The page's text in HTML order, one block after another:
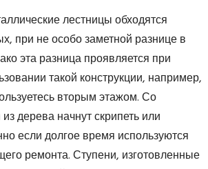
лестницы обходятся
при не особо заметной разнице в
эта разница проявляется при
такой конструкции, например,
вторым этажом. Со
дерева начнут скрипеть или
если долгое время используются
ремонта. Ступени, изготовленные